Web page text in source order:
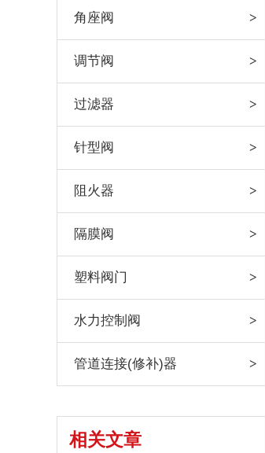
角座阀
调节阀
过滤器
针型阀
阻火器
隔膜阀
塑料阀门
水力控制阀
管道连接(修补)器
相关文章